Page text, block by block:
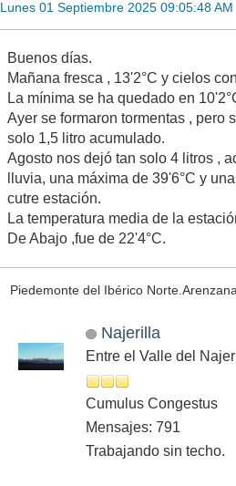
Lunes 01 Septiembre 2025 09:05:48 AM
Buenos días.
Mañana fresca , 13'2°C y cielos
La mínima se ha quedado en
Ayer se formaron tormentas , pero
solo 1,5 litro acumulado.
Agosto nos dejó tan solo 4 litros ,
lluvia, una máxima de 39'6°C y
cutre estación.
La temperatura media de la
De Abajo ,fue de 22'4°C.
Piedemonte del Ibérico
Najerilla
Entre el Valle del
Cumulus Congestus
Mensajes: 791
Trabajando sin techo.